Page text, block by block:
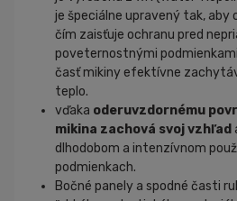
je špeciálne upravený tak, aby
čím zaisťuje ochranu pred
poveternostnými
časť mikiny efektívne
teplo.
vďaka oderuvzdornému
mikina zachová svoj vzhľad
dlhodobom a intenzívnom
podmienkach.
Bočné panely a spodné časti